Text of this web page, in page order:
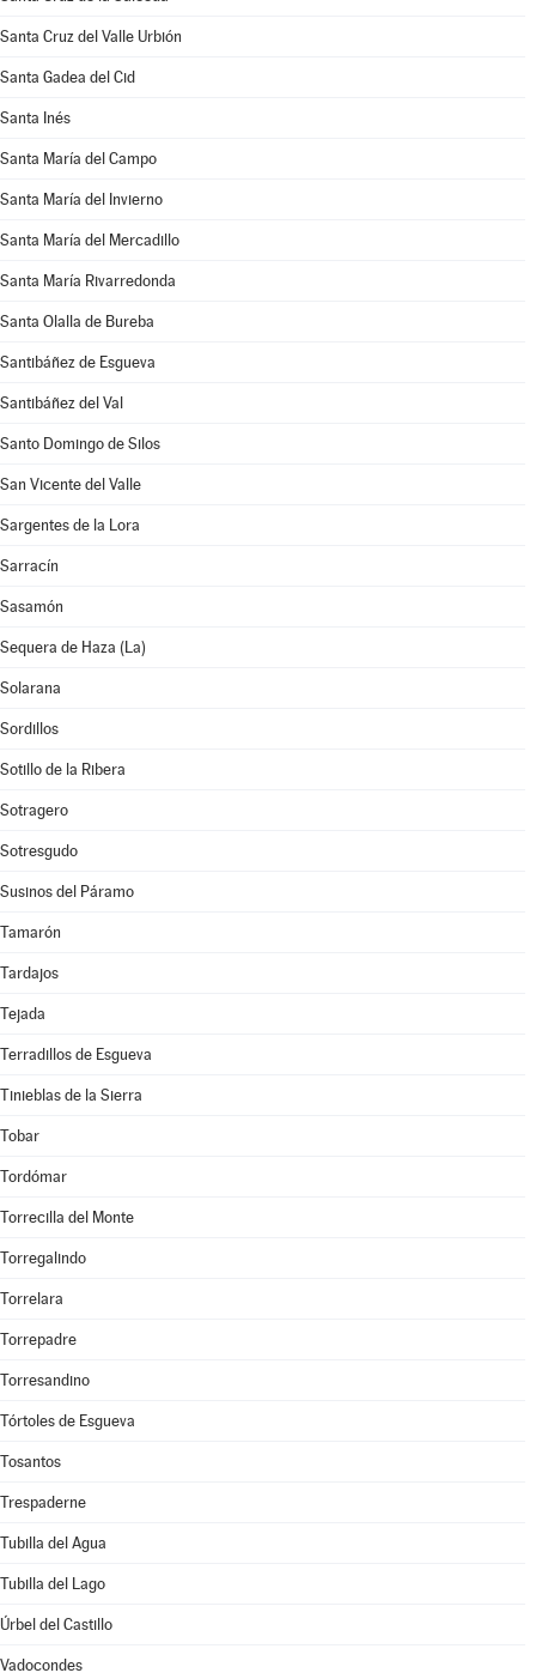
Santa Cruz del Valle Urbión
Santa Gadea del Cid
Santa Inés
Santa María del Campo
Santa María del Invierno
Santa María del Mercadillo
Santa María Rivarredonda
Santa Olalla de Bureba
Santibáñez de Esgueva
Santibáñez del Val
Santo Domingo de Silos
San Vicente del Valle
Sargentes de la Lora
Sarracín
Sasamón
Sequera de Haza (La)
Solarana
Sordillos
Sotillo de la Ribera
Sotragero
Sotresgudo
Susinos del Páramo
Tamarón
Tardajos
Tejada
Terradillos de Esgueva
Tinieblas de la Sierra
Tobar
Tordómar
Torrecilla del Monte
Torregalindo
Torrelara
Torrepadre
Torresandino
Tórtoles de Esgueva
Tosantos
Trespaderne
Tubilla del Agua
Tubilla del Lago
Úrbel del Castillo
Vadocondes